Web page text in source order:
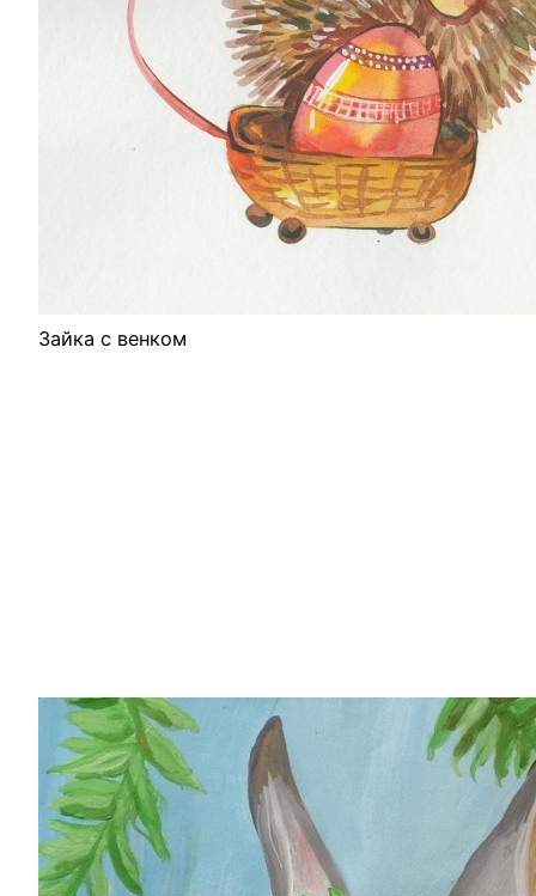
Зайка с венком